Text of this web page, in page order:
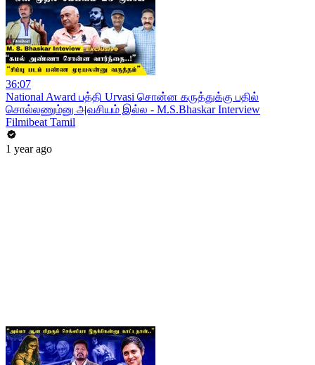
36:07
National Award பத்தி Urvasi சொன்ன கருத்துக்கு பதில்
சொல்லணும்னு அவசியம் இல்ல - M.S.Bhaskar Interview
Filmibeat Tamil
1 year ago